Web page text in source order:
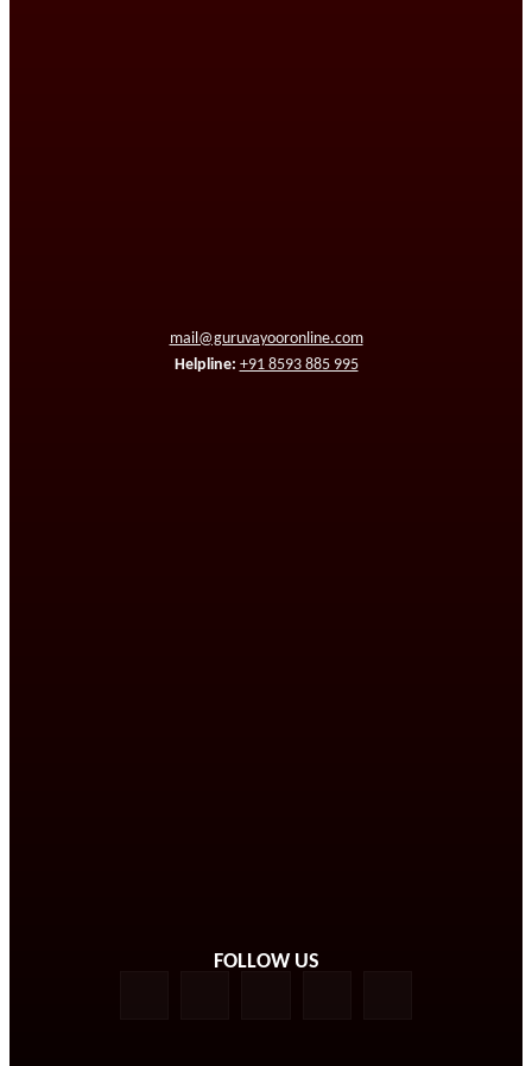
mail@guruvayooronline.com
Helpline: +91 8593 885 995
FOLLOW US